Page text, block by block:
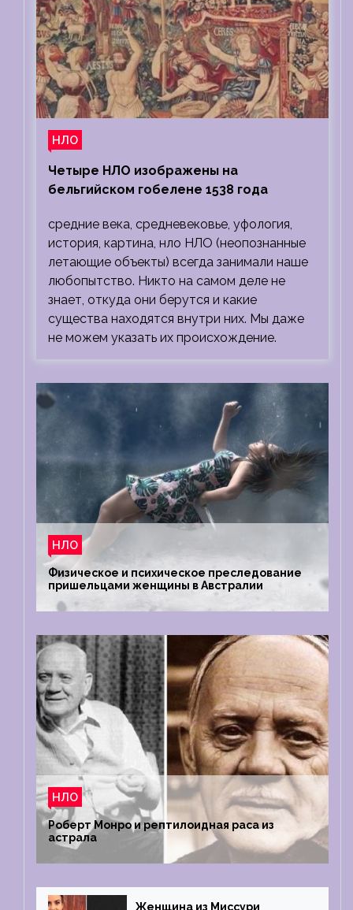
НЛО
Четыре НЛО изображены на
бельгийском гобелене 1538 года
средние века, средневековье, уфология,
история, картина, нло НЛО (неопознанные
летающие объекты) всегда занимали наше
любопытство. Никто на самом деле не
знает, откуда они берутся и какие
существа находятся внутри них. Мы даже
не можем указать их происхождение.
НЛО
Физическое и психическое преследование
пришельцами женщины в Австралии
НЛО
Роберт Монро и рептилоидная раса из
астрала
Женщина из Миссури